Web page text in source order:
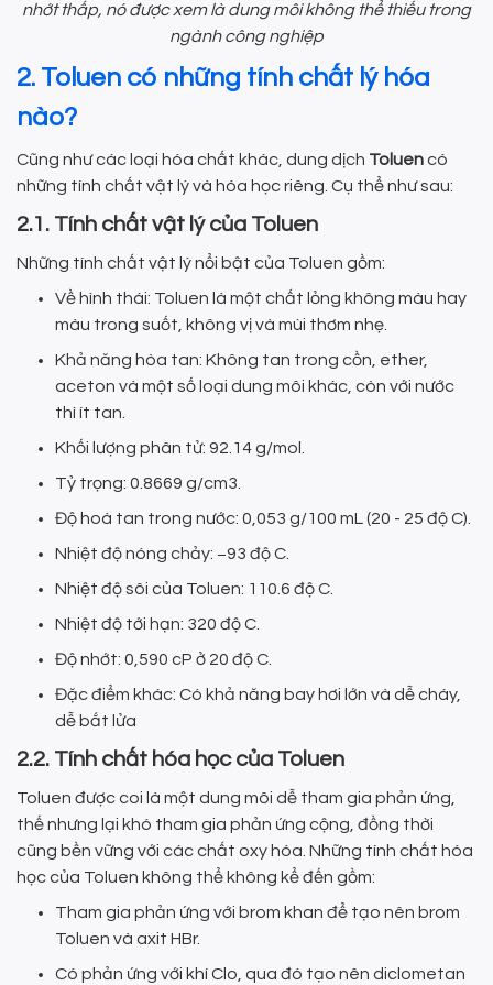
nhớt thấp, nó được xem là dung môi không thể thiếu trong
ngành công nghiệp
2. Toluen có những tính chất lý hóa
nào?
Cũng như các loại hóa chất khác, dung dịch Toluencó
những tính chất vật lý và hóa học riêng. Cụ thể như sau:
2.1. Tính chất vật lý của Toluen
Những tính chất vật lý nổi bật của Toluen gồm:
Về hình thái: Toluen là một chất lỏng không màu hay
màu trong suốt, không vị và mùi thơm nhẹ.
Khả năng hòa tan: Không tan trong cồn, ether,
aceton và một số loại dung môi khác, còn với nước
thì ít tan.
Khối lượng phân tử: 92.14 g/mol.
Tỷ trọng: 0.8669 g/cm3.
Độ hoà tan trong nước: 0,053 g/100 mL (20 - 25 độ C).
Nhiệt độ nóng chảy: −93 độ C.
Nhiệt độ sôi của Toluen: 110.6 độ C.
Nhiệt độ tới hạn: 320 độ C.
Độ nhớt: 0,590 cP ở 20 độ C.
Đặc điểm khác: Có khả năng bay hơi lớn và dễ cháy,
dễ bắt lửa
2.2. Tính chất hóa học của Toluen
Toluen được coi là một dung môi dễ tham gia phản ứng,
thế nhưng lại khó tham gia phản ứng cộng, đồng thời
cũng bền vững với các chất oxy hóa. Những tính chất hóa
học của Toluen không thể không kể đến gồm:
Tham gia phản ứng với brom khan để tạo nên brom
Toluen và axit HBr.
Có phản ứng với khí Clo, qua đó tạo nên diclometan